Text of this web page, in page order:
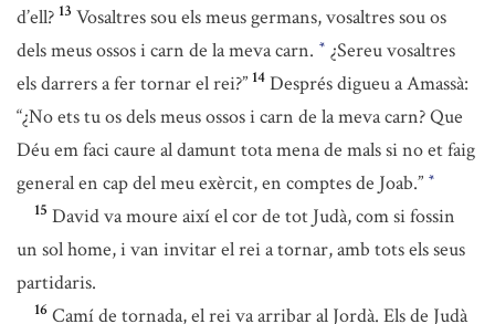
d’ell? 13 Vosaltres sou els meus germans, vosaltres sou os
dels meus ossos i carn de la meva carn. * ¿Sereu vosaltres
els darrers a fer tornar el rei?” 14 Després digueu a Amassà:
“¿No ets tu os dels meus ossos i carn de la meva carn? Que
Déu em faci caure al damunt tota mena de mals si no et faig
general en cap del meu exèrcit, en comptes de Joab.” *
15 David va moure així el cor de tot Judà, com si fossin
un sol home, i van invitar el rei a tornar, amb tots els seus
partidaris.
16 Camí de tornada, el rei va arribar al Jordà. Els de Judà